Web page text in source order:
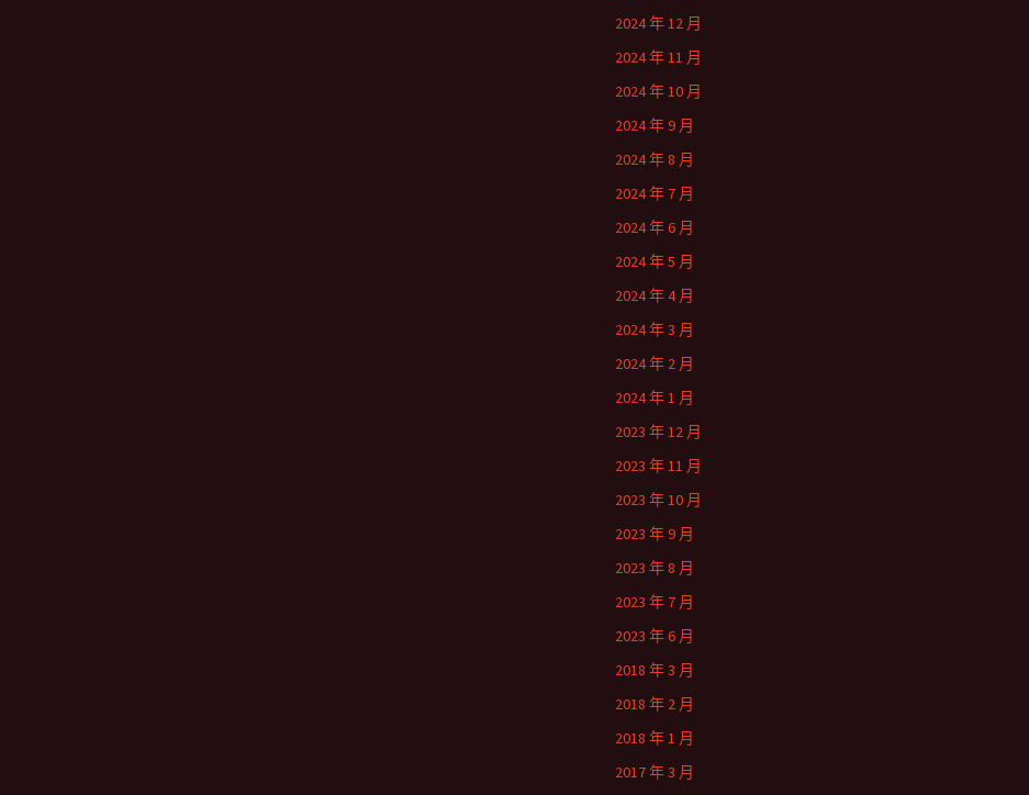
2024 年 12 月
2024 年 11 月
2024 年 10 月
2024 年 9 月
2024 年 8 月
2024 年 7 月
2024 年 6 月
2024 年 5 月
2024 年 4 月
2024 年 3 月
2024 年 2 月
2024 年 1 月
2023 年 12 月
2023 年 11 月
2023 年 10 月
2023 年 9 月
2023 年 8 月
2023 年 7 月
2023 年 6 月
2018 年 3 月
2018 年 2 月
2018 年 1 月
2017 年 3 月